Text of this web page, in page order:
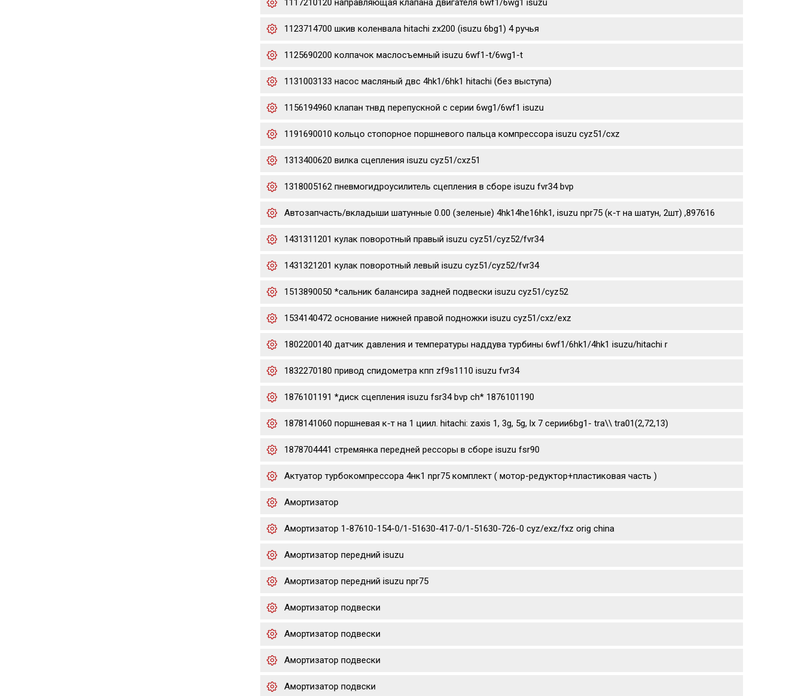
1117210120 направляющая клапана двигателя 6wf1/6wg1 isuzu
1123714700 шкив коленвала hitachi zx200 (isuzu 6bg1) 4 ручья
1125690200 колпачок маслосъемный isuzu 6wf1-t/6wg1-t
1131003133 насос масляный двс 4hk1/6hk1 hitachi (без выступа)
1156194960 клапан тнвд перепускной с серии 6wg1/6wf1 isuzu
1191690010 кольцо стопорное поршневого пальца компрессора isuzu cyz51/cxz
1313400620 вилка сцепления isuzu cyz51/cxz51
1318005162 пневмогидроусилитель сцепления в сборе isuzu fvr34 bvp
Автозапчасть/вкладыши шатунные 0.00 (зеленые) 4hk14he16hk1, isuzu npr75 (к-т на шатун, 2шт) ,897616
1431311201 кулак поворотный правый isuzu cyz51/cyz52/fvr34
1431321201 кулак поворотный левый isuzu cyz51/cyz52/fvr34
1513890050 *сальник балансира задней подвески isuzu cyz51/cyz52
1534140472 основание нижней правой подножки isuzu cyz51/cxz/exz
1802200140 датчик давления и температуры наддува турбины 6wf1/6hk1/4hk1 isuzu/hitachi r
1832270180 привод спидометра кпп zf9s1110 isuzu fvr34
1876101191 *диск сцепления isuzu fsr34 bvp ch* 1876101190
1878141060 поршневая к-т на 1 циил. hitachi: zaxis 1, 3g, 5g, lx 7 серии6bg1- tra\\ tra01(2,72,13)
1878704441 стремянка передней рессоры в сборе isuzu fsr90
Актуатор турбокомпрессора 4нк1 npr75 комплект ( мотор-редуктор+пластиковая часть )
Амортизатор
Амортизатор 1-87610-154-0/1-51630-417-0/1-51630-726-0 cyz/exz/fxz orig china
Амортизатор передний isuzu
Амортизатор передний isuzu npr75
Амортизатор подвески
Амортизатор подвески
Амортизатор подвески
Амортизатор подвски